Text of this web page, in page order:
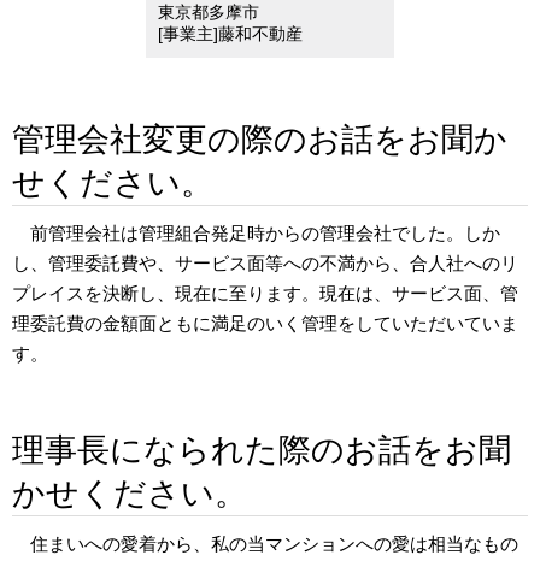
東京都多摩市
[事業主]藤和不動産
管理会社変更の際のお話をお聞か
せください。
前管理会社は管理組合発足時からの管理会社でした。しか
し、管理委託費や、サービス面等への不満から、合人社へのリ
プレイスを決断し、現在に至ります。現在は、サービス面、管
理委託費の金額面ともに満足のいく管理をしていただいていま
す。
理事長になられた際のお話をお聞
かせください。
住まいへの愛着から、私の当マンションへの愛は相当なもの